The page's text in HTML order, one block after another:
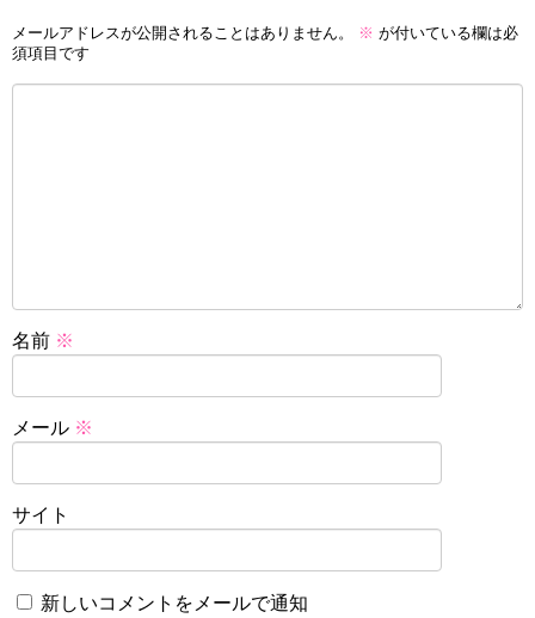
メールアドレスが公開されることはありません。 ※ が付いている欄は必
須項目です
名前 ※
メール ※
サイト
新しいコメントをメールで通知